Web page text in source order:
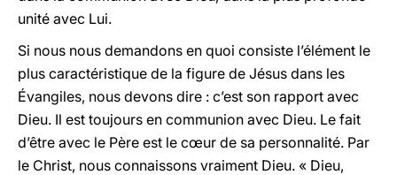
unité avec Lui.
Si nous nous demandons en quoi consiste l’élément le
plus caractéristique de la figure de Jésus dans les
Évangiles, nous devons dire : c’est son rapport avec
Dieu. Il est toujours en communion avec Dieu. Le fait
d’être avec le Père est le cœur de sa personnalité. Par
le Christ, nous connaissons vraiment Dieu. « Dieu,